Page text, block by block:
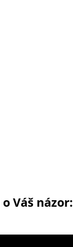
Váš názor: